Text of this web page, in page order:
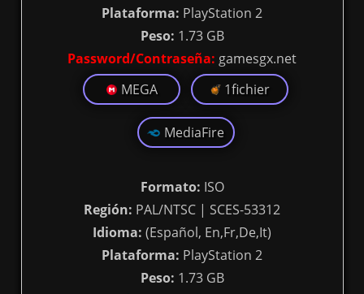
Plataforma: PlayStation 2
Peso: 1.73 GB
Password/Contraseña: gamesgx.net
MEGA
1fichier
MediaFire
Formato: ISO
Región: PAL/NTSC | SCES-53312
Idioma: (Español, En,Fr,De,It)
Plataforma: PlayStation 2
Peso: 1.73 GB